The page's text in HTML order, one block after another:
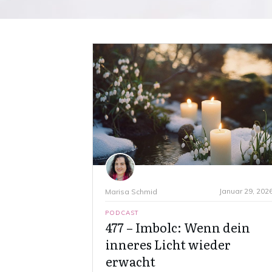
Marisa Schmid Januar 29,
PODCAST
477 – Imbolc: Wenn dein
inneres Licht wieder
erwacht